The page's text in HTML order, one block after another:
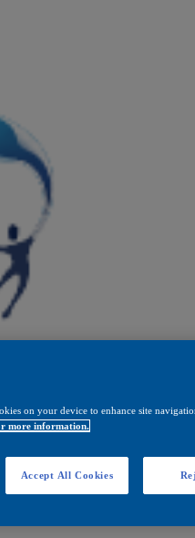
on your device to enhance site
more information.
Accept All Cookies